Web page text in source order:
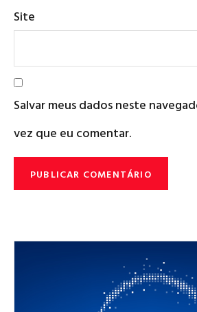
Site
Salvar meus dados neste
vez que eu comentar.